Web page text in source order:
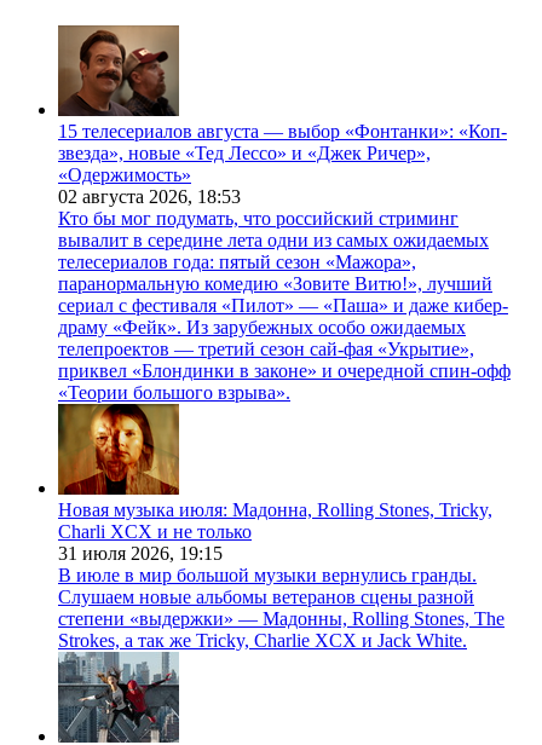
15 телесериалов августа — выбор «Фонтанки»: «Коп-
звезда», новые «Тед Лессо» и «Джек Ричер»,
«Одержимость»
02 августа 2026, 18:53
Кто бы мог подумать, что российский стриминг
вывалит в середине лета одни из самых ожидаемых
телесериалов года: пятый сезон «Мажора»,
паранормальную комедию «Зовите Витю!», лучший
сериал с фестиваля «Пилот» — «Паша» и даже кибер-
драму «Фейк». Из зарубежных особо ожидаемых
телепроектов — третий сезон сай-фая «Укрытие»,
приквел «Блондинки в законе» и очередной спин-офф
«Теории большого взрыва».
Новая музыка июля: Мадонна, Rolling Stones, Tricky,
Charli XCX и не только
31 июля 2026, 19:15
В июле в мир большой музыки вернулись гранды.
Слушаем новые альбомы ветеранов сцены разной
степени «выдержки» — Мадонны, Rolling Stones, The
Strokes, а так же Tricky, Charlie XCX и Jack White.